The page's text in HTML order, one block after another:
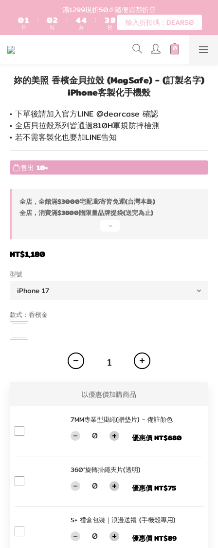
登入會員滿$1200超取免運 - 輸入折扣碼：DEAR20
滿1299現折50🎉隨便買都折🛒
01
0
日
:
02
1
時
:
5
4
3
5
4
3
分
:
4
3
2
7
6
5
1
0
秒 輸入折扣碼：DEAR50
歡迎首購!滿1000全館95折! 新客領卷去~
登入會員滿$1200超取免運 - 輸入折扣碼：DEAR20
妳的美照 香檳金貝拉殼 (MagSafe) - (訂製名字)
iPhone客製化手機殼
• 下單後請加入官方LINE @dearcase 確認
• 全店貝拉殼系列皆通過810H軍規防摔檢測
• 若不需客製化也要加LINE告知
售出 10+
全店，全館滿$3000宅配.郵寄皆免運(台灣本島)
全店，消費滿$3800贈限量品牌提袋(送完為止)
NT$1,180
型號
款式 : 香檳金
以優惠價加購商品
7MM專業型掛繩(贈墊片) - 備註顏色
優惠價 NT$680
360°旋轉掛繩夾片(透明)
優惠價 NT$75
S+ 禮盒包裝｜浪漫送禮 (手機殼專用)
優惠價 NT$89